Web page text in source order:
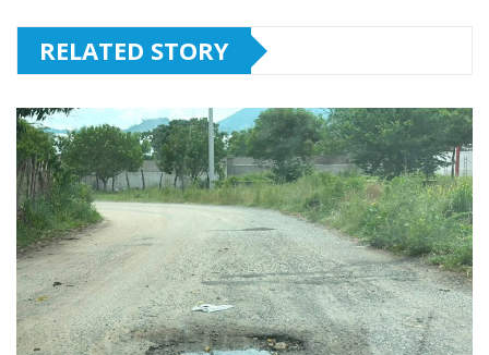
RELATED STORY